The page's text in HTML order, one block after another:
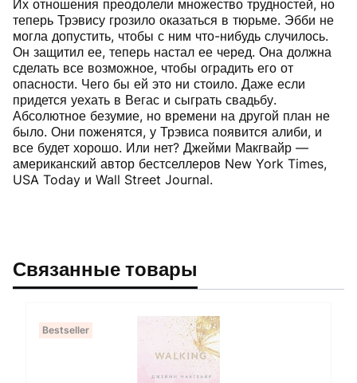
Их отношения преодолели множество трудностей, но
теперь Трэвису грозило оказаться в тюрьме. Эбби не
могла допустить, чтобы с ним что-нибудь случилось.
Он защитил ее, теперь настал ее черед. Она должна
сделать все возможное, чтобы оградить его от
опасности. Чего бы ей это ни стоило. Даже если
придется уехать в Вегас и сыграть свадьбу.
Абсолютное безумие, но времени на другой план не
было. Они поженятся, у Трэвиса появится алиби, и
все будет хорошо. Или нет? Джейми Макгвайр —
американский автор бестселлеров New York Times,
USA Today и Wall Street Journal.
Связанные товары
Bestseller